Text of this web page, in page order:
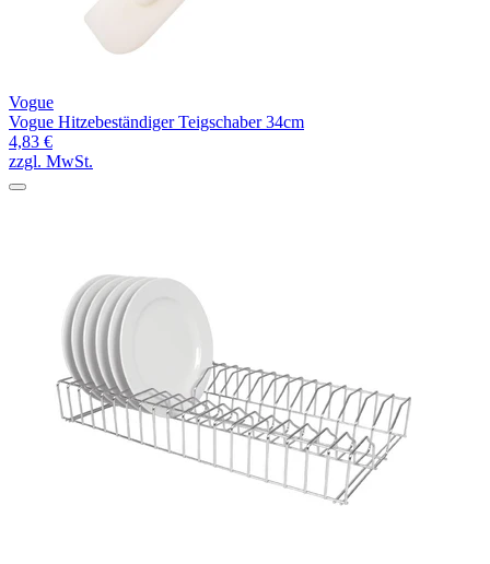
Vogue
Vogue Hitzebeständiger Teigschaber 34cm
4,83 €
zzgl. MwSt.